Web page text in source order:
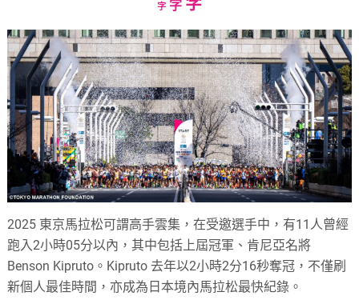
字Decrease
size.
字
size.
字
size.
2025 東京馬拉松可謂高手雲集，在受邀選手中，有11人曾經
跑入2小時05分以內，其中包括上屆冠軍、肯尼亞名將
Benson Kipruto。Kipruto 去年以2小時2分16秒奪冠，不僅刷
新個人最佳時間，亦成為日本境內馬拉松最快紀錄。